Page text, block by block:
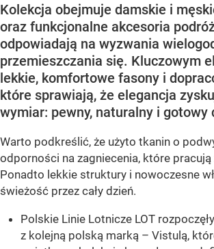
Kolekcja obejmuje damskie i
oraz funkcjonalne akcesoria
odpowiadają na wyzwania
przemieszczania się. Kluczowym
lekkie, komfortowe fasony i
które sprawiają, że elegancja
wymiar: pewny, naturalny i gotowy
Warto podkreślić, że użyto tkanin o
odporności na zagniecenia, które pracują
Ponadto lekkie struktury i nowoczesne
świeżość przez cały dzień.
Polskie Linie Lotnicze LOT
z kolejną polską marką – Vistulą,